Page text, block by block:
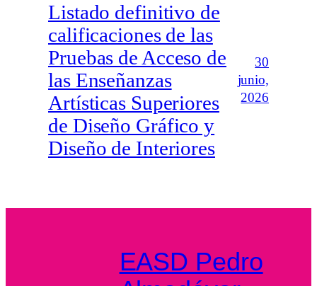
Listado definitivo de
calificaciones de las
Pruebas de Acceso de
las Enseñanzas
Artísticas Superiores
de Diseño Gráfico y
Diseño de Interiores
30
junio,
2026
EASD Pedro